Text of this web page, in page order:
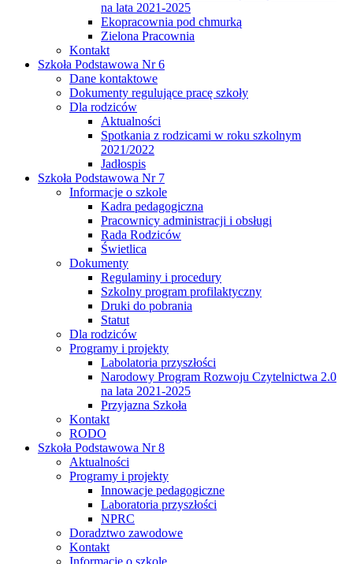
na lata 2021-2025
Ekopracownia pod chmurką
Zielona Pracownia
Kontakt
Szkoła Podstawowa Nr 6
Dane kontaktowe
Dokumenty regulujące pracę szkoły
Dla rodziców
Aktualności
Spotkania z rodzicami w roku szkolnym
2021/2022
Jadłospis
Szkoła Podstawowa Nr 7
Informacje o szkole
Kadra pedagogiczna
Pracownicy administracji i obsługi
Rada Rodziców
Świetlica
Dokumenty
Regulaminy i procedury
Szkolny program profilaktyczny
Druki do pobrania
Statut
Dla rodziców
Programy i projekty
Labolatoria przyszłości
Narodowy Program Rozwoju Czytelnictwa 2.0
na lata 2021-2025
Przyjazna Szkoła
Kontakt
RODO
Szkoła Podstawowa Nr 8
Aktualności
Programy i projekty
Innowacje pedagogiczne
Laboratoria przyszłości
NPRC
Doradztwo zawodowe
Kontakt
Informacje o szkole